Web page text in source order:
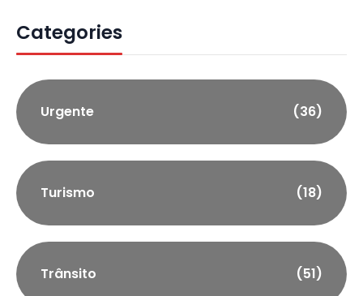
Categories
Urgente (36)
Turismo (18)
Trânsito (51)